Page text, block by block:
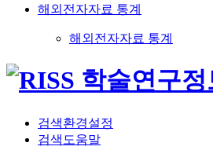
해외전자자료 통계
해외전자자료 통계
검색환경설정
검색도움말